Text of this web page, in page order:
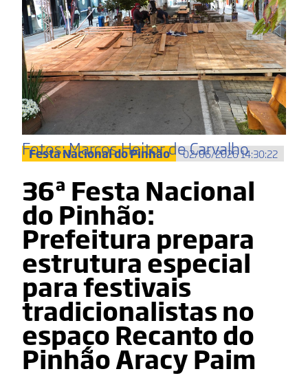
Fotos: Marcos Heitor de Carvalho
Festa Nacional do Pinhão 02/06/2026 14:30:22
36ª Festa Nacional
do Pinhão:
Prefeitura prepara
estrutura especial
para festivais
tradicionalistas no
espaço Recanto do
Pinhão Aracy Paim